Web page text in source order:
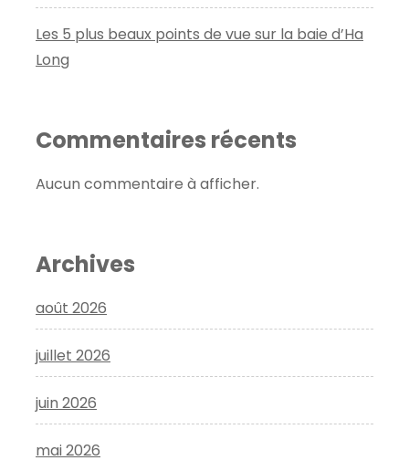
Les 5 plus beaux points de vue sur la baie d’Ha
Long
Commentaires récents
Aucun commentaire à afficher.
Archives
août 2026
juillet 2026
juin 2026
mai 2026